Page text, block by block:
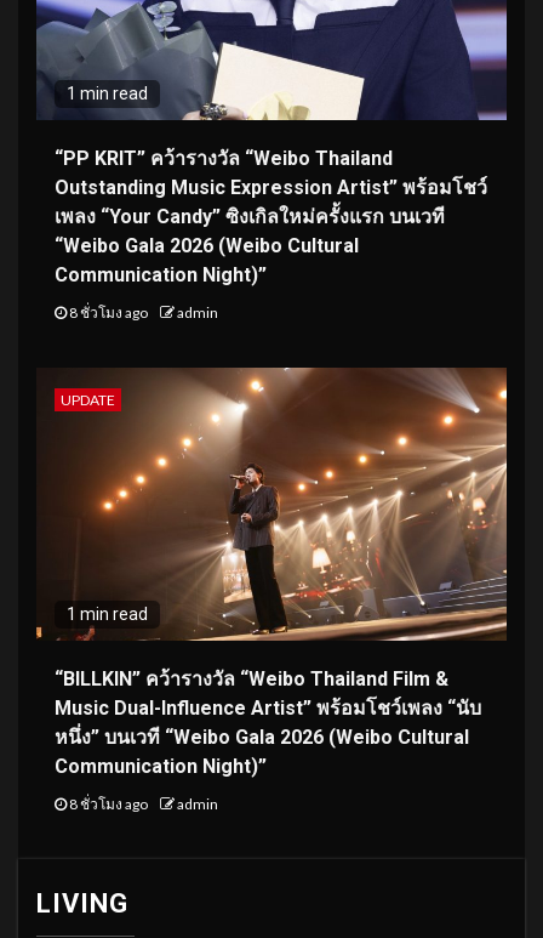
1 min read
“PP KRIT” คว้ารางวัล “Weibo Thailand
Outstanding Music Expression Artist” พร้อมโชว์
เพลง “Your Candy” ซิงเกิลใหม่ครั้งแรก บนเวที
“Weibo Gala 2026 (Weibo Cultural
Communication Night)”
8 ชั่วโมง ago admin
UPDATE
1 min read
“BILLKIN” คว้ารางวัล “Weibo Thailand Film &
Music Dual-Influence Artist” พร้อมโชว์เพลง “นับ
หนึ่ง” บนเวที “Weibo Gala 2026 (Weibo Cultural
Communication Night)”
8 ชั่วโมง ago admin
LIVING